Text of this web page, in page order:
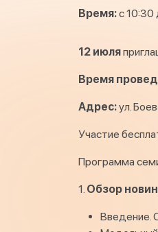
Время:с 10:30
12 июля
Время
Адрес:ул.
Участие
Программа
1. Обзор
Введение.